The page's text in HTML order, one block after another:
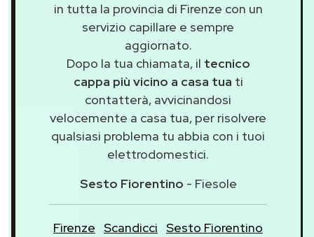
in tutta la provincia di Firenze con un
servizio capillare e sempre
aggiornato.
Dopo la tua chiamata, il tecnico
cappa più vicino a casa tua ti
contatterà, avvicinandosi
velocemente a casa tua, per risolvere
qualsiasi problema tu abbia con i tuoi
elettrodomestici.
Sesto Fiorentino - Fiesole
Firenze Scandicci Sesto Fiorentino